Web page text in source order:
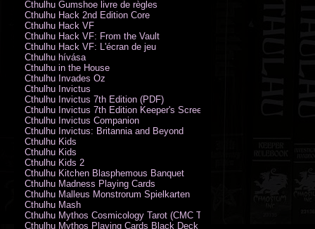
Cthulhu Gumshoe livre de règles
Cthulhu Hack 2nd Edition Core
Cthulhu Hack VF
Cthulhu Hack VF: From the Vault
Cthulhu Hack VF: L'écran de jeu
Cthulhu hívása
Cthulhu in the House
Cthulhu Invades Oz
Cthulhu Invictus
Cthulhu Invictus 7th Edition (PDF)
Cthulhu Invictus 7th Edition Keeper's Screen
Cthulhu Invictus Companion
Cthulhu Invictus: Britannia and Beyond
Cthulhu Kids
Cthulhu Kids
Cthulhu Kids 2
Cthulhu Kitchen Blasphemous Banquet
Cthulhu Madness Playing Cards
Cthulhu Malleus Monstrorum Spielkarten
Cthulhu Mash
Cthulhu Mythos Cosmicology Tarot (CMC Tarot - Old Whispers)
Cthulhu Mythos Playing Cards Black Deck